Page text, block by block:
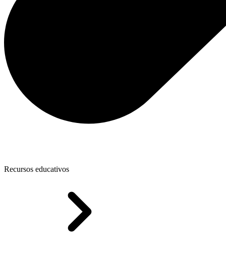
Recursos educativos